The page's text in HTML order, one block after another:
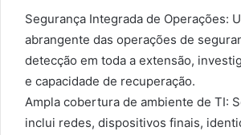
Segurança Integrada de Operações:
abrangente das operações de
detecção em toda a extensão,
e capacidade de recuperação.
Ampla cobertura de ambiente de TI:
inclui redes, dispositivos finais,